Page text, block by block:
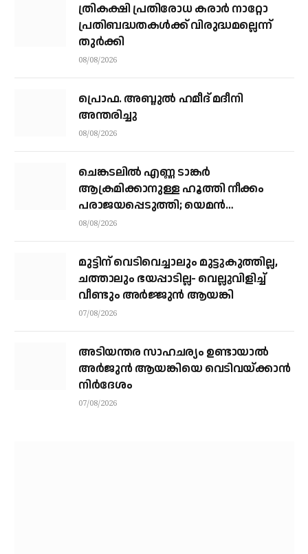
ത്രികക്ഷി പ്രതിരോധ കരാര്‍ നാറ്റോ
പ്രതിബദ്ധതകള്‍ക്ക് വിരുദ്ധമല്ലെന്ന്
തുര്‍ക്കി
08/08/2026
പ്രൊഫ. അബ്ദുൽ ഹമീദ് മദീനി
അന്തരിച്ചു
08/08/2026
ചെങ്കടലില്‍ എണ്ണ ടാങ്കര്‍
ആക്രമിക്കാനുള്ള ഹൂത്തി നീക്കം
പരാജയപ്പെടുത്തി; യെമൻ
സംഘർഷത്തിലേക്ക് നീങ്ങുന്നുവെന്ന്
08/08/2026
മുട്ടിന് വെടിവെച്ചാലും മുട്ടുകുത്തില്ല,
ചത്താലും ഭയപ്പാടില്ല- വെല്ലുവിളിച്ച്
വീണ്ടും അർജ്ജുൻ ആയങ്കി
07/08/2026
അടിയന്തര സാഹചര്യം ഉണ്ടായാല്‍
അര്‍ജുന്‍ ആയങ്കിയെ വെടിവയ്ക്കാന്‍
നിര്‍ദേശം
07/08/2026